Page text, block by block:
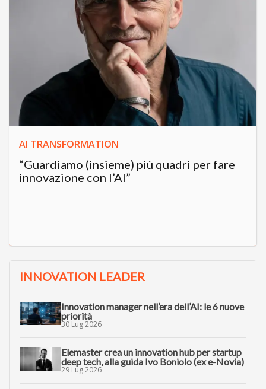
AI TRANSFORMATION
“Guardiamo (insieme) più quadri per fare
innovazione con l’AI”
INNOVATION LEADER
Innovation manager nell’era dell’AI: le 6 nuove
priorità
30 Lug 2026
Elemaster crea un innovation hub per startup
deep tech, alla guida Ivo Boniolo (ex e-Novia)
29 Lug 2026